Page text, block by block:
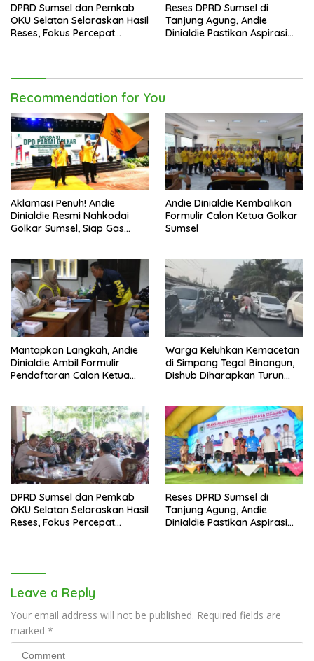
DPRD Sumsel dan Pemkab
OKU Selatan Selaraskan Hasil
Reses, Fokus Percepat
Reses DPRD Sumsel di
Tanjung Agung, Andie
Dinialdie Pastikan Aspirasi
Recommendation for You
Aklamasi Penuh! Andie
Dinialdie Resmi Nahkodai
Golkar Sumsel, Siap Gas
Andie Dinialdie Kembalikan
Formulir Calon Ketua Golkar
Sumsel
Mantapkan Langkah, Andie
Dinialdie Ambil Formulir
Pendaftaran Calon Ketua
Warga Keluhkan Kemacetan
di Simpang Tegal Binangun,
Dishub Diharapkan Turun
DPRD Sumsel dan Pemkab
OKU Selatan Selaraskan Hasil
Reses, Fokus Percepat
Reses DPRD Sumsel di
Tanjung Agung, Andie
Dinialdie Pastikan Aspirasi
Leave a Reply
Your email address will not be published. Required fields are
marked *